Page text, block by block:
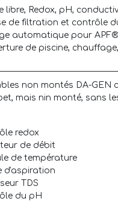
libre, Redox, pH,
de filtration et contrôle
automatique pour
de piscine,
non montés DA-GEN
mais nin monté, sans
redox
de débit
de température
d'aspiration
TDS
du pH